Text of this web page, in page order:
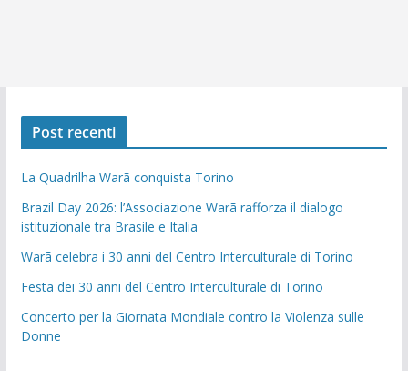
Post recenti
La Quadrilha Warã conquista Torino
Brazil Day 2026: l’Associazione Warã rafforza il dialogo
istituzionale tra Brasile e Italia
Warã celebra i 30 anni del Centro Interculturale di Torino
Festa dei 30 anni del Centro Interculturale di Torino
Concerto per la Giornata Mondiale contro la Violenza sulle
Donne